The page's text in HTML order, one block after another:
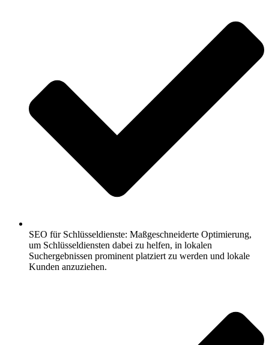
SEO für Schlüsseldienste: Maßgeschneiderte Optimierung,
um Schlüsseldiensten dabei zu helfen, in lokalen
Suchergebnissen prominent platziert zu werden und lokale
Kunden anzuziehen.